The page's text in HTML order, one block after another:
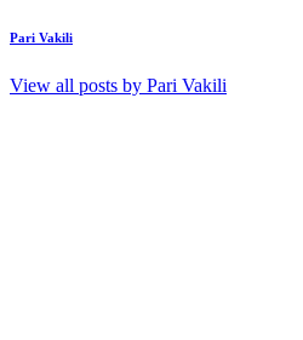
Pari Vakili
View all posts by Pari Vakili